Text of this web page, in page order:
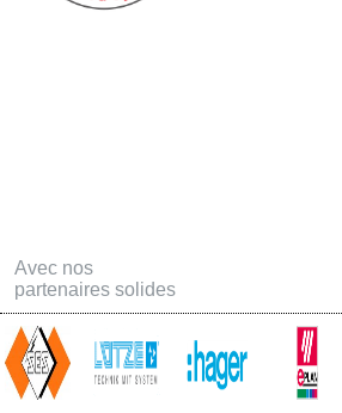
Avec nos
partenaires solides